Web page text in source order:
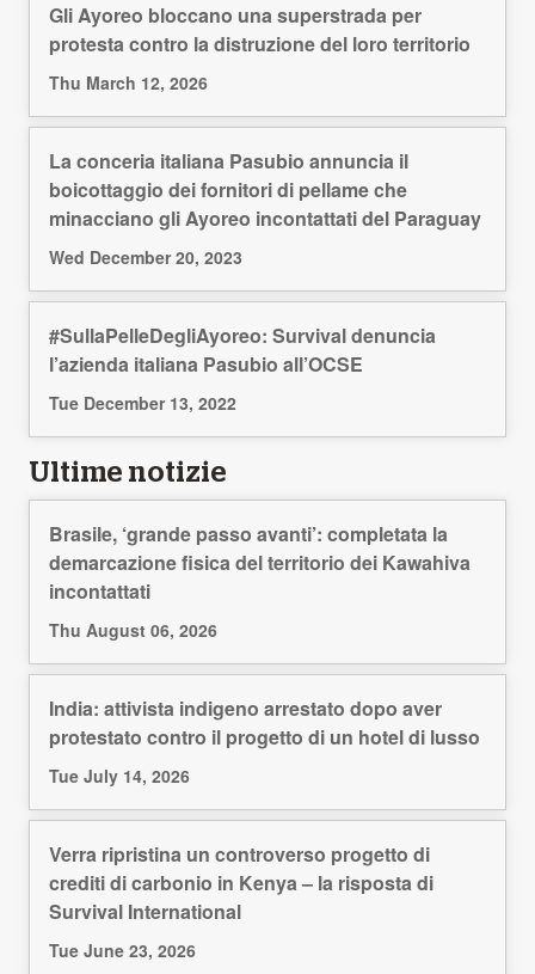
Gli Ayoreo bloccano una superstrada per
protesta contro la distruzione del loro territorio
Thu March 12, 2026
La conceria italiana Pasubio annuncia il
boicottaggio dei fornitori di pellame che
minacciano gli Ayoreo incontattati del Paraguay
Wed December 20, 2023
#SullaPelleDegliAyoreo: Survival denuncia
l’azienda italiana Pasubio all’OCSE
Tue December 13, 2022
Ultime notizie
Brasile, ‘grande passo avanti’: completata la
demarcazione fisica del territorio dei Kawahiva
incontattati
Thu August 06, 2026
India: attivista indigeno arrestato dopo aver
protestato contro il progetto di un hotel di lusso
Tue July 14, 2026
Verra ripristina un controverso progetto di
crediti di carbonio in Kenya – la risposta di
Survival International
Tue June 23, 2026